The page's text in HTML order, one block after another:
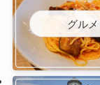
グルメ